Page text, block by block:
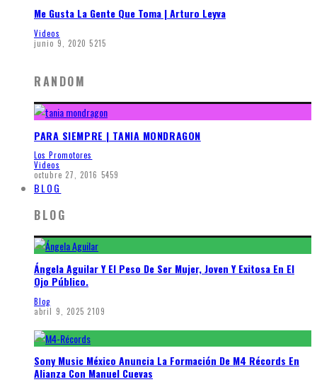
Me Gusta La Gente Que Toma | Arturo Leyva
Videos
junio 9, 2020 5215
RANDOM
PARA SIEMPRE | TANIA MONDRAGON
Los Promotores
Videos
octubre 27, 2016 5459
BLOG
BLOG
Ángela Aguilar Y El Peso De Ser Mujer, Joven Y Exitosa En El
Ojo Público.
Blog
abril 9, 2025 2109
Sony Music México Anuncia La Formación De M4 Récords En
Alianza Con Manuel Cuevas